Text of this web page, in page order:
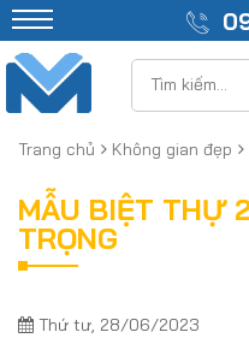
Trang chủ Không gian đẹp
MẪU BIỆT THỰ
TRỌNG
Thứ tư, 28/06/2023